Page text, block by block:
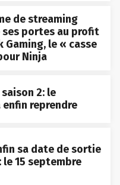
de streaming
ses portes au profit
Gaming, le « casse
Ninja
2: le
reprendre
sa date de sortie
le 15 septembre